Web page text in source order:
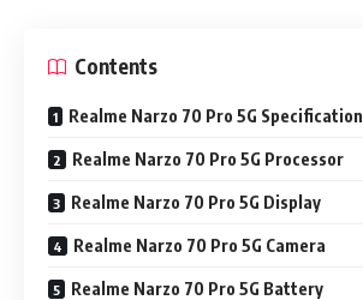
Contents
Realme Narzo 70 Pro 5G Specification
Realme Narzo 70 Pro 5G Processor
Realme Narzo 70 Pro 5G Display
Realme Narzo 70 Pro 5G Camera
Realme Narzo 70 Pro 5G Battery